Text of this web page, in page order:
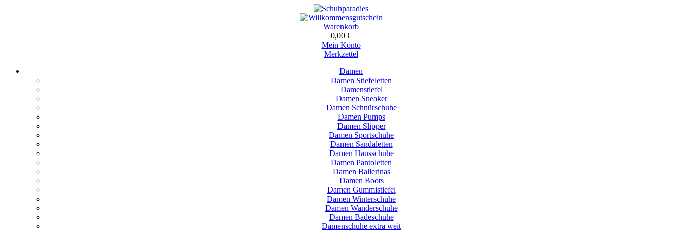
Warenkorb
0,00 €
Mein Konto
Merkzettel
Damen
Damen Stiefeletten
Damenstiefel
Damen Sneaker
Damen Schnürschuhe
Damen Pumps
Damen Slipper
Damen Sportschuhe
Damen Sandaletten
Damen Hausschuhe
Damen Pantoletten
Damen Ballerinas
Damen Boots
Damen Gummistiefel
Damen Winterschuhe
Damen Wanderschuhe
Damen Badeschuhe
Damenschuhe extra weit